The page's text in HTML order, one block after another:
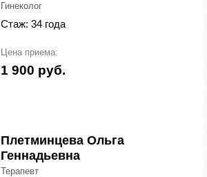
Гинеколог
Стаж: 34 года
Цена приема:
1 900 руб.
Плетминцева Ольга
Геннадьевна
Терапевт